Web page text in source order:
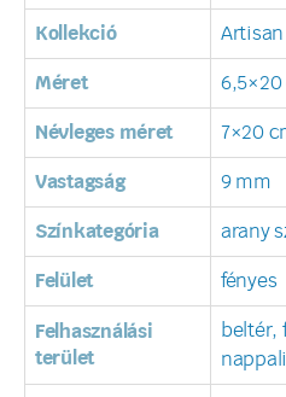
Kollekció Artisan
Méret 6,5×20
Névleges méret 7×20
Vastagság 9 mm
Színkategória arany
Felület fényes
Felhasználási
terület
beltér,
nappali